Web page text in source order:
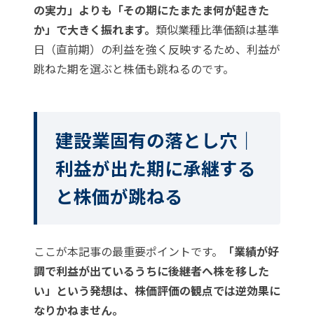
の実力」よりも「その期にたまたま何が起きた
か」で大きく振れます。 類似業種比準価額は基準
日（直前期）の利益を強く反映するため、利益が
跳ねた期を選ぶと株価も跳ねるのです。
建設業固有の落とし穴｜
利益が出た期に承継する
と株価が跳ねる
ここが本記事の最重要ポイントです。
「業績が好
調で利益が出ているうちに後継者へ株を移した
い」という発想は、株価評価の観点では逆効果に
なりかねません。